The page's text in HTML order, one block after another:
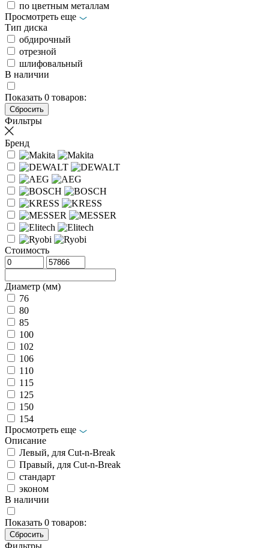
по цветным металлам
Просмотреть еще
Тип диска
обдирочный
отрезной
шлифовальный
В наличии
Показать 0 товаров:
Фильтры
Бренд
Стоимость
Диаметр (мм)
76
80
85
100
102
106
110
115
125
150
154
Просмотреть еще
Описание
Левый, для Cut-n-Break
Правый, для Cut-n-Break
стандарт
эконом
В наличии
Показать 0 товаров: